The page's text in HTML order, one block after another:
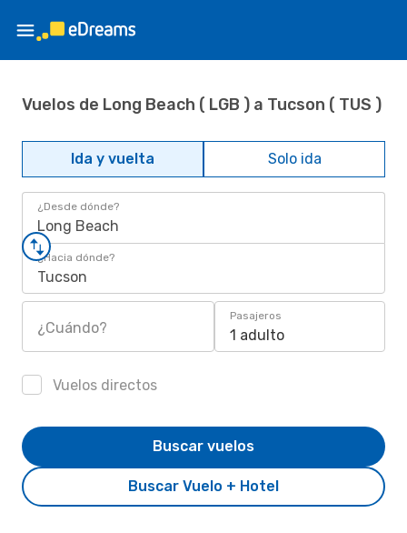
Vuelos de Long Beach ( LGB ) a Tucson ( TUS )
Ida y vuelta Solo ida
¿Desde dónde?
Long Beach
¿Hacia dónde?
Tucson
¿Cuándo?
Pasajeros
1 adulto
Vuelos directos
Buscar Vuelo + Hotel
Buscar vuelos